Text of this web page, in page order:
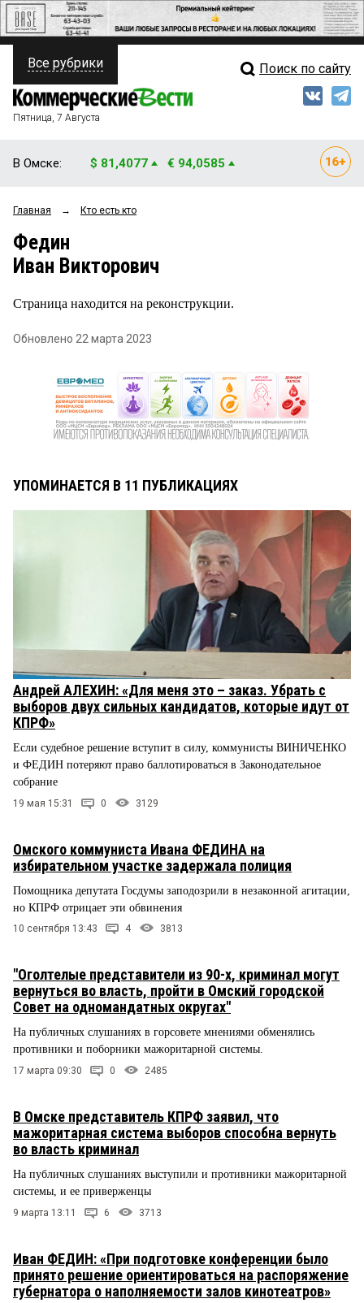
ПОЛИТИКА
ФИНАНСЫ
ОБЩЕСТВО
ЗАКОН
Свежий выпуск
Все рубрики Поиск по сайту
Пятница, 7 Августа
В Омске: $ 81,4077 € 94,0585
Главная → Кто есть кто
Федин
Иван Викторович
Страница находится на реконструкции.
Обновлено 22 марта 2023
УПОМИНАЕТСЯ В 11 ПУБЛИКАЦИЯХ
Андрей АЛЕХИН: «Для меня это – заказ. Убрать с
выборов двух сильных кандидатов, которые идут от
КПРФ»
Если судебное решение вступит в силу, коммунисты ВИНИЧЕНКО
и ФЕДИН потеряют право баллотироваться в Законодательное
собрание
19 мая 15:31 0 3129
Омского коммуниста Ивана ФЕДИНА на
избирательном участке задержала полиция
Помощника депутата Госдумы заподозрили в незаконной агитации,
но КПРФ отрицает эти обвинения
10 сентября 13:43 4 3813
"Оголтелые представители из 90-х, криминал могут
вернуться во власть, пройти в Омский городской
Совет на одномандатных округах"
На публичных слушаниях в горсовете мнениями обменялись
противники и поборники мажоритарной системы.
17 марта 09:30 0 2485
В Омске представитель КПРФ заявил, что
мажоритарная система выборов способна вернуть
во власть криминал
На публичных слушаниях выступили и противники мажоритарной
системы, и ее приверженцы
9 марта 13:11 6 3713
Иван ФЕДИН: «При подготовке конференции было
принято решение ориентироваться на распоряжение
губернатора о наполняемости залов кинотеатров»